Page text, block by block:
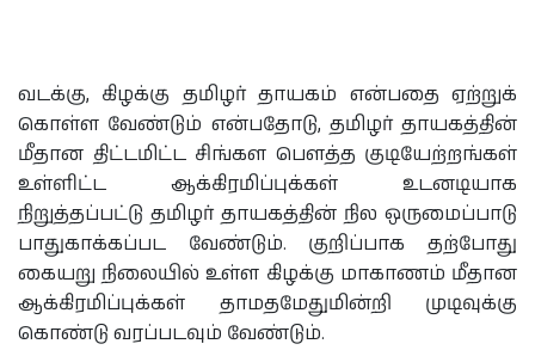
வடக்கு, கிழக்கு தமிழர் தாயகம் என்பதை ஏற்றுக்
கொள்ள வேண்டும் என்பதோடு, தமிழர் தாயகத்தின்
மீதான திட்டமிட்ட சிங்கள பௌத்த குடியேற்றங்கள்
உள்ளிட்ட ஆக்கிரமிப்புக்கள் உடனடியாக
நிறுத்தப்பட்டு தமிழர் தாயகத்தின் நில ஒருமைப்பாடு
பாதுகாக்கப்பட வேண்டும். குறிப்பாக தற்போது
கையறு நிலையில் உள்ள கிழக்கு மாகாணம் மீதான
ஆக்கிரமிப்புக்கள் தாமதமேதுமின்றி முடிவுக்கு
கொண்டு வரப்படவும் வேண்டும்.